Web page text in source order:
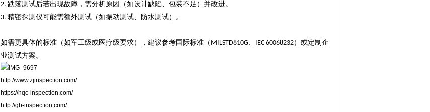
2. 跌落测试后若出现故障，需分析原因（如设计缺陷、包装不足）并改进。
3. 精密探测仪可能需额外测试（如振动测试、防水测试）。
如需更具体的标准（如军工级或医疗级要求），建议参考国际标准（ MILSTD810G、 IEC 60068232）或定制企
业测试方案。
http://www.zjinspection.com/
https://hqc-inspection.com/
http://gb-inspection.com/